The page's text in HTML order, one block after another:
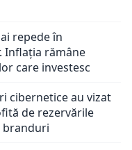
repede în
Inflația rămâne
care investesc
cibernetice au vizat
de rezervările
branduri